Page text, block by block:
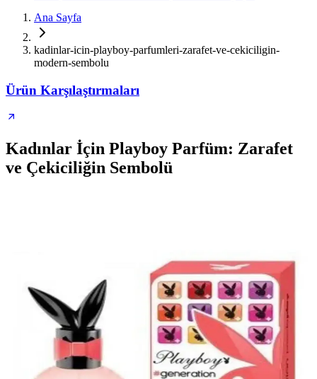
Ana Sayfa
kadinlar-icin-playboy-parfumleri-zarafet-ve-cekiciligin-
modern-sembolu
Ürün Karşılaştırmaları
Kadınlar İçin Playboy Parfüm: Zarafet
ve Çekiciliğin Sembolü